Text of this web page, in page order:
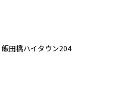
飯田橋ハイタウン204